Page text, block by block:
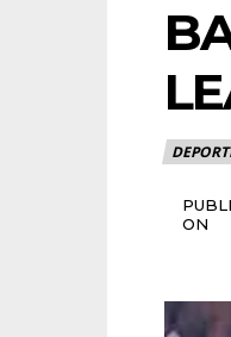
ON